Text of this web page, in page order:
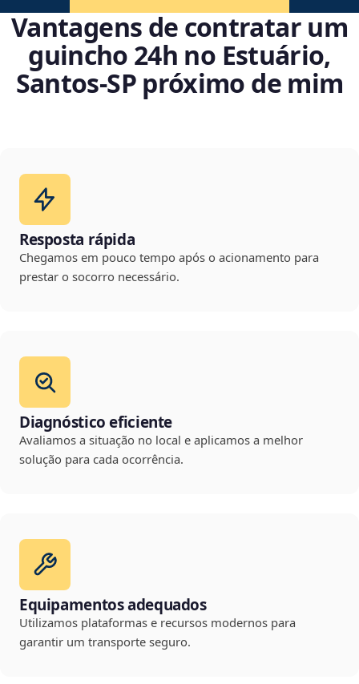
Vantagens de contratar um
guincho 24h no Estuário,
Santos‑SP próximo de mim
Resposta rápida
Chegamos em pouco tempo após o acionamento para
prestar o socorro necessário.
Diagnóstico eficiente
Avaliamos a situação no local e aplicamos a melhor
solução para cada ocorrência.
Equipamentos adequados
Utilizamos plataformas e recursos modernos para
garantir um transporte seguro.